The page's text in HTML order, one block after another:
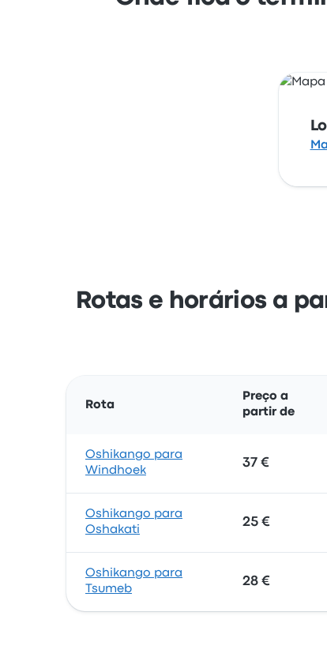
Rotas e horários a
Rota
Preço a
partir de
Oshikango para
Windhoek
37 €
Oshikango para
Oshakati
25 €
Oshikango para
Tsumeb
28 €